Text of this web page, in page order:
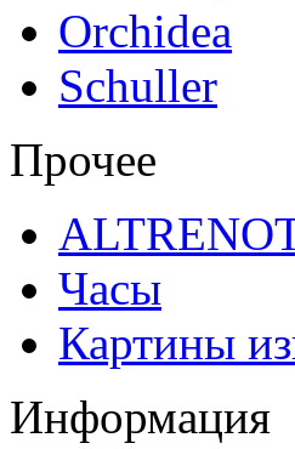
Orchidea
Schuller
Прочее
Часы
Картины
Информация